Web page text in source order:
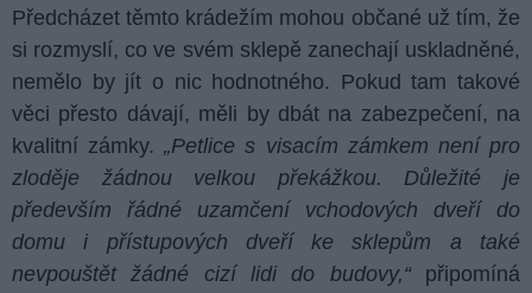
Předcházet těmto krádežím mohou občané už tím, že
si rozmyslí, co ve svém sklepě zanechají uskladněné,
nemělo by jít o nic hodnotného. Pokud tam takové
věci přesto dávají, měli by dbát na zabezpečení, na
kvalitní zámky.„Petlice s visacím zámkem není pro
zloděje žádnou velkou překážkou. Důležité je
především řádné uzamčení vchodových dveří do
domu i přístupových dveří ke sklepům a také
nevpouštět žádné cizí lidi do budovy,“připomíná